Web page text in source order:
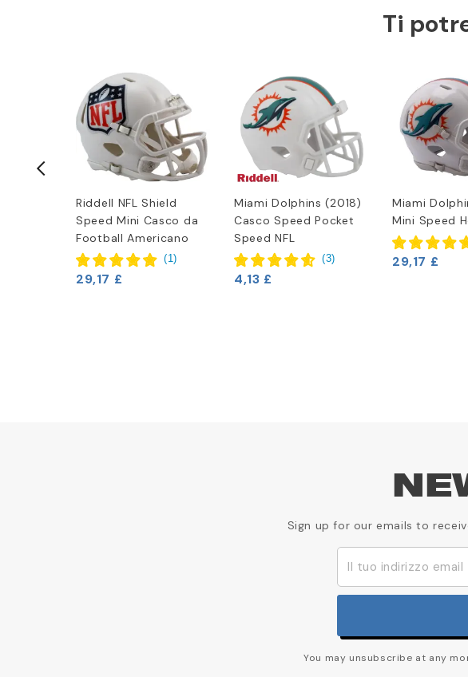
Ti
Riddell NFL Shield
Speed Mini Casco da
Football Americano
(1)
29,17 £
Miami Dolphins (2018)
Casco Speed Pocket
Speed NFL
(3)
4,13 £
Miami
Mini Speed
29,17 £
Sign up for our emails to
You may unsubscribe at any